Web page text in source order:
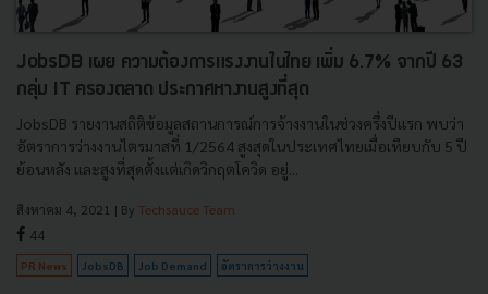
JobsDB เผย ความต้องการแรงงานในไทย เพิ่ม 6.7% จากปี 63
กลุ่ม IT ครองตลาด ประกาศหางานสูงที่สุด
JobsDB รายงานสถิติข้อมูลสถานการณ์การจ้างงานในช่วงครึ่งปีแรก พบว่า
อัตราการว่างงานไตรมาสที่ 1/2564 สูงสุดในประเทศไทยเมื่อเทียบกับ 5 ปี
ย้อนหลัง และสูงที่สุดตั้งแต่เกิดวิกฤตโควิด อยู่...
สิงหาคม 4, 2021 | By Techsauce Team
44
PR News JobsDB Job Demand อัตราการว่างงาน